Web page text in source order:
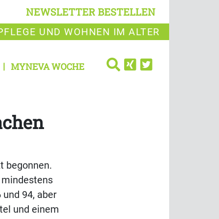
NEWSLETTER BESTELLEN
UND WOHNEN IM ALTER
MYNEVA WOCHE
begonnen.
94, aber
und einem